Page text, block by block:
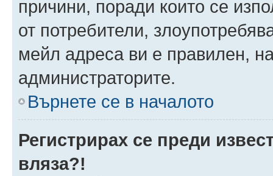
причини, поради които се
от потребители,
мейл адреса ви е правилен,
администраторите.
Върнете се в началото
Регистрирах се преди
вляза?!